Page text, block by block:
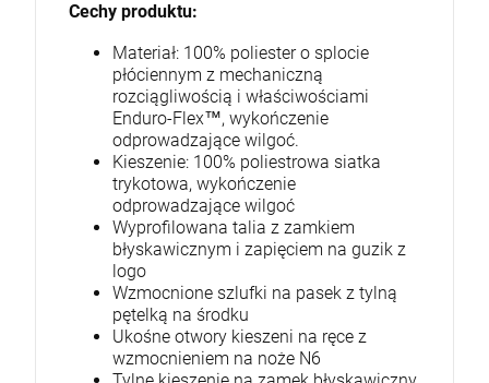
Cechy produktu:
Materiał: 100% poliester o splocie
płóciennym z mechaniczną
rozciągliwością i właściwościami
Enduro-Flex™, wykończenie
odprowadzające wilgoć.
Kieszenie: 100% poliestrowa siatka
trykotowa, wykończenie
odprowadzające wilgoć
Wyprofilowana talia z zamkiem
błyskawicznym i zapięciem na guzik z
logo
Wzmocnione szlufki na pasek z tylną
pętelką na środku
Ukośne otwory kieszeni na ręce z
wzmocnieniem na noże N6